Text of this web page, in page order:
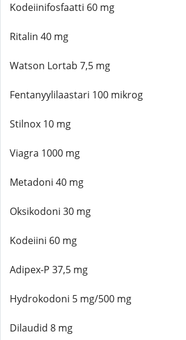
Kodeiinifosfaatti 60 mg
Ritalin 40 mg
Watson Lortab 7,5 mg
Fentanyylilaastari 100 mikrog
Stilnox 10 mg
Viagra 1000 mg
Metadoni 40 mg
Oksikodoni 30 mg
Kodeiini 60 mg
Adipex-P 37,5 mg
Hydrokodoni 5 mg/500 mg
Dilaudid 8 mg